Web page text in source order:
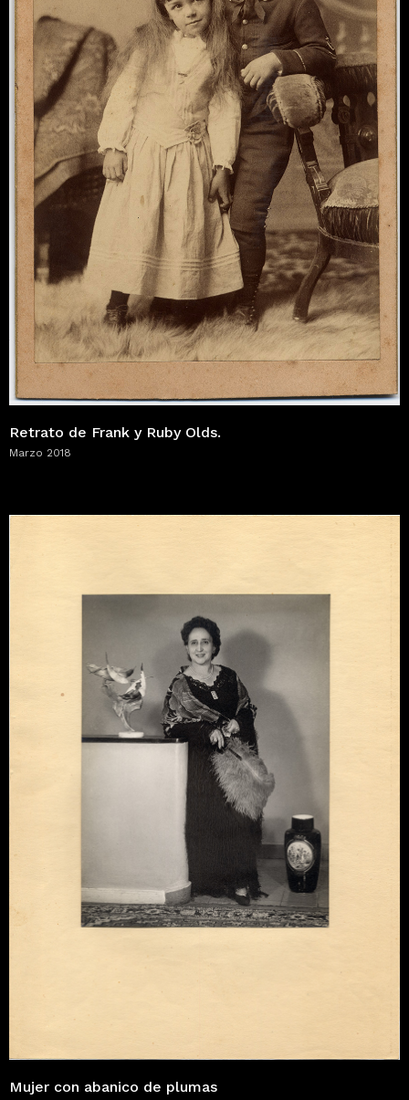
Retrato de Frank y Ruby Olds.
Marzo 2018
Mujer con abanico de plumas